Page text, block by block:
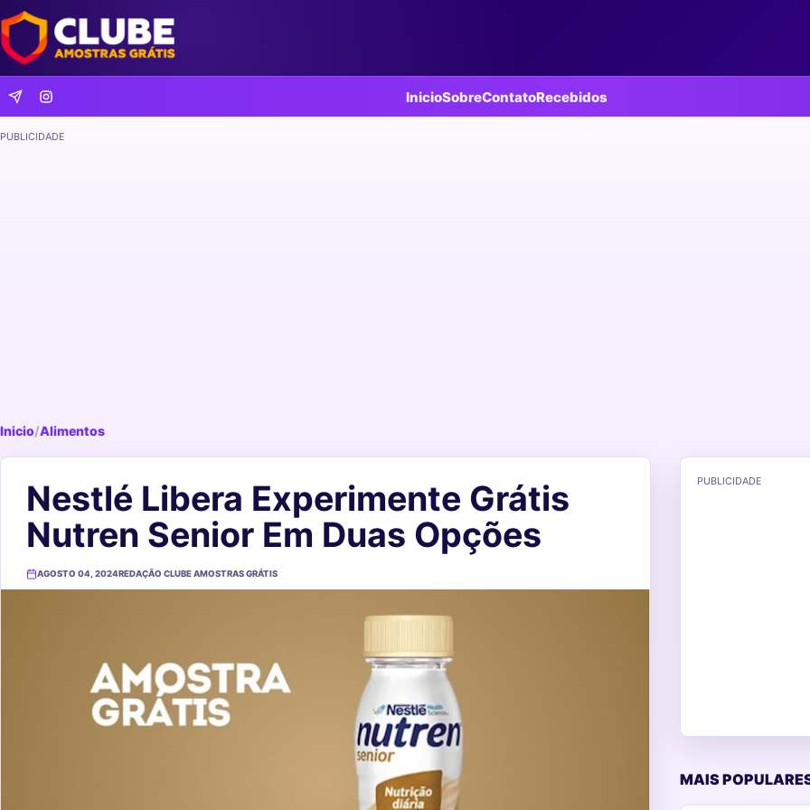
InicioSobreContatoRecebidos
PUBLICIDADE
Inicio/Alimentos
Nestlé Libera Experimente Grátis
Nutren Senior Em Duas Opções
AGOSTO 04, 2024REDAÇÃO CLUBE AMOSTRAS GRÁTIS
PUBLICIDADE
MAIS